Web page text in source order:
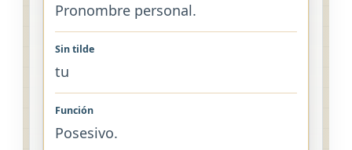
Pronombre personal.
tu
Posesivo.